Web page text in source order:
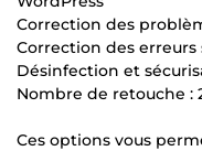
Correction des
Correction des erreurs
Désinfection et
Nombre de retouche :
Ces options vous